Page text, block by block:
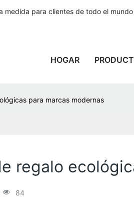
medida para clientes de todo el
HOGAR
para marcas modernas
regalo
84